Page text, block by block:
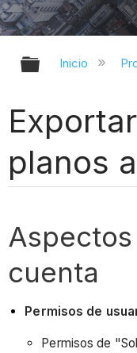
Inicio
planos
cuenta
Permisos de
Permisos de